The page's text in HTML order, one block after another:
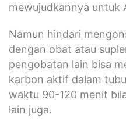
mewujudkannya untuk
Namun hindari
dengan obat atau
pengobatan lain bisa
karbon aktif dalam
waktu 90-120 menit
lain juga.